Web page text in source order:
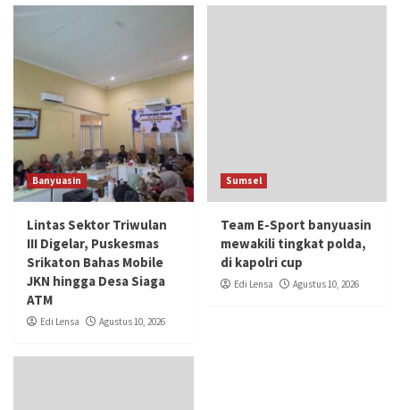
Banyuasin
Lintas Sektor Triwulan
III Digelar, Puskesmas
Srikaton Bahas Mobile
JKN hingga Desa Siaga
ATM
Edi Lensa Agustus 10, 2026
Sumsel
Team E-Sport banyuasin
mewakili tingkat polda,
di kapolri cup
Edi Lensa Agustus 10, 2026